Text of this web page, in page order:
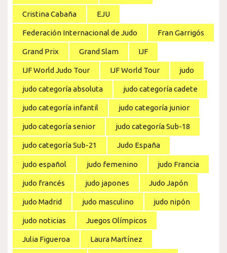
Cristina Cabaña EJU
Federación Internacional de Judo Fran Garrigós
Grand Prix Grand Slam IJF
IJF World Judo Tour IJF World Tour judo
judo categoría absoluta judo categoría cadete
judo categoría infantil judo categoría junior
judo categoría senior judo categoría Sub-18
judo categoría Sub-21 Judo España
judo español judo femenino judo Francia
judo francés judo japones Judo Japón
judo Madrid judo masculino judo nipón
judo noticias Juegos Olímpicos
Julia Figueroa Laura Martínez